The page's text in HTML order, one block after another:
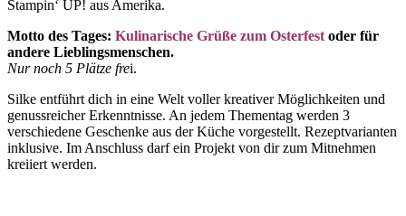
Stampin‘ UP! aus Amerika.
Motto des Tages: Kulinarische Grüße zum Osterfest oder für
andere Lieblingsmenschen.
Nur noch 5 Plätze frei.
Silke entführt dich in eine Welt voller kreativer Möglichkeiten und
genussreicher Erkenntnisse. An jedem Thementag werden 3
verschiedene Geschenke aus der Küche vorgestellt. Rezeptvarianten
inklusive. Im Anschluss darf ein Projekt von dir zum Mitnehmen
kreiiert werden.